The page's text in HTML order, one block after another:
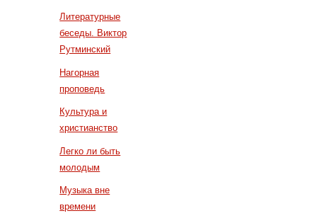
Литературные
беседы. Виктор
Рутминский
Нагорная
проповедь
Культура и
христианство
Легко ли быть
молодым
Музыка вне
времени